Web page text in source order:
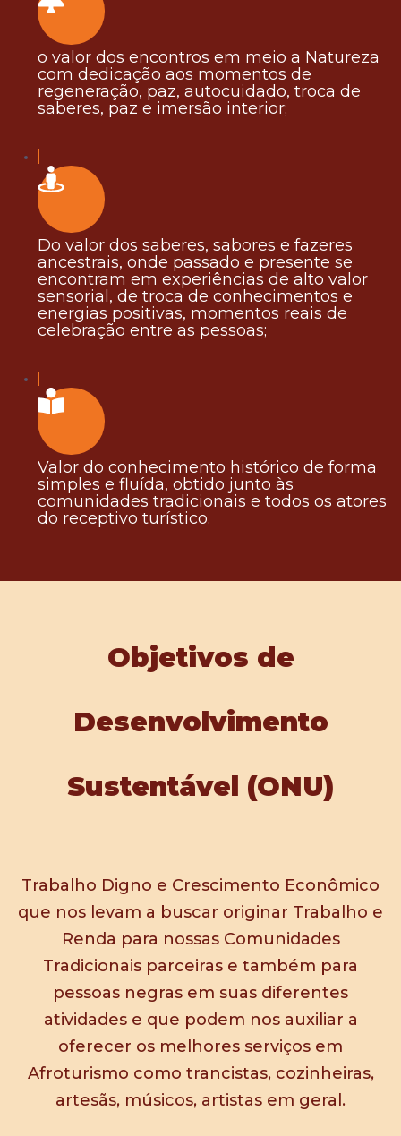
o valor dos encontros em meio a Natureza
com dedicação aos momentos de
regeneração, paz, autocuidado, troca de
saberes, paz e imersão interior;
Do valor dos saberes, sabores e fazeres
ancestrais, onde passado e presente se
encontram em experiências de alto valor
sensorial, de troca de conhecimentos e
energias positivas, momentos reais de
celebração entre as pessoas;
Valor do conhecimento histórico de forma
simples e fluída, obtido junto às
comunidades tradicionais e todos os atores
do receptivo turístico.
Objetivos de
Desenvolvimento
Sustentável (ONU)
Trabalho Digno e Crescimento Econômico
que nos levam a buscar originar Trabalho e
Renda para nossas Comunidades
Tradicionais parceiras e também para
pessoas negras em suas diferentes
atividades e que podem nos auxiliar a
oferecer os melhores serviços em
Afroturismo como trancistas, cozinheiras,
artesãs, músicos, artistas em geral.